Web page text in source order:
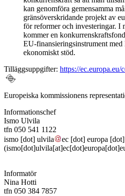
kan genomföra gemensamma
gränsöverskridande projekt av
för reformer och investeringar. I
kommer en
EU-finansieringsinstrument
ekonomiskt stöd.
Tilläggsuppgifter: https://ec.europa.eu/
Europeiska kommissionens
Informationschef
Ismo Ulvila
tfn 050 541 1122
ismo [dot] ulvila ec [dot] europa [dot]
Informatör
Nina Hotti
tfn 050 384 7857